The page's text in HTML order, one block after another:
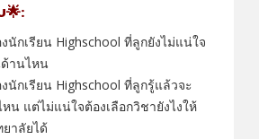
🌟:
นักเรียน Highschool ที่ลูกยังไม่แน่ใจ
ด้านไหน
นักเรียน Highschool ที่ลูกรู้แล้วจะ
น แต่ไม่แน่ใจต้องเลือกวิชายังไงให้
ยาลัยได้